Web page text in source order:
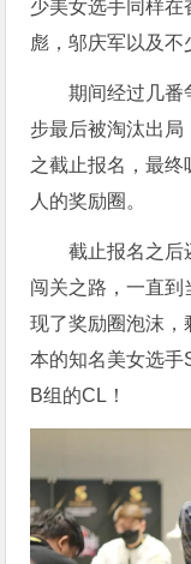
少美女选手同样在
彪，邬庆军以及不
期间经过几番
步最后被淘汰出
之截止报名，最
人的奖励圈。
截止报名之后
闯关之路，一直到
现了奖励圈泡沫，
本的知名美女选
B组的CL！